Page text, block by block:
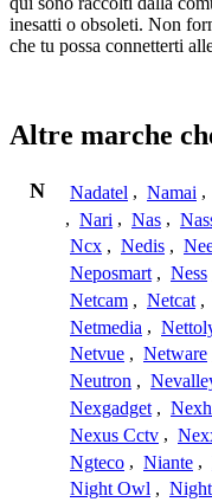
inesatti o obsoleti. Non
che tu possa connetterti
Altre marche
N Nadatel , Namai ,
, Nari , Nas ,
Ncx , Nedis ,
Neposmart , Ness
Netcam , Netcat ,
Netmedia ,
Netvue , Netware
Neutron ,
Nexgadget ,
Nexus Cctv ,
Ngteco , Niante ,
Night Owl ,